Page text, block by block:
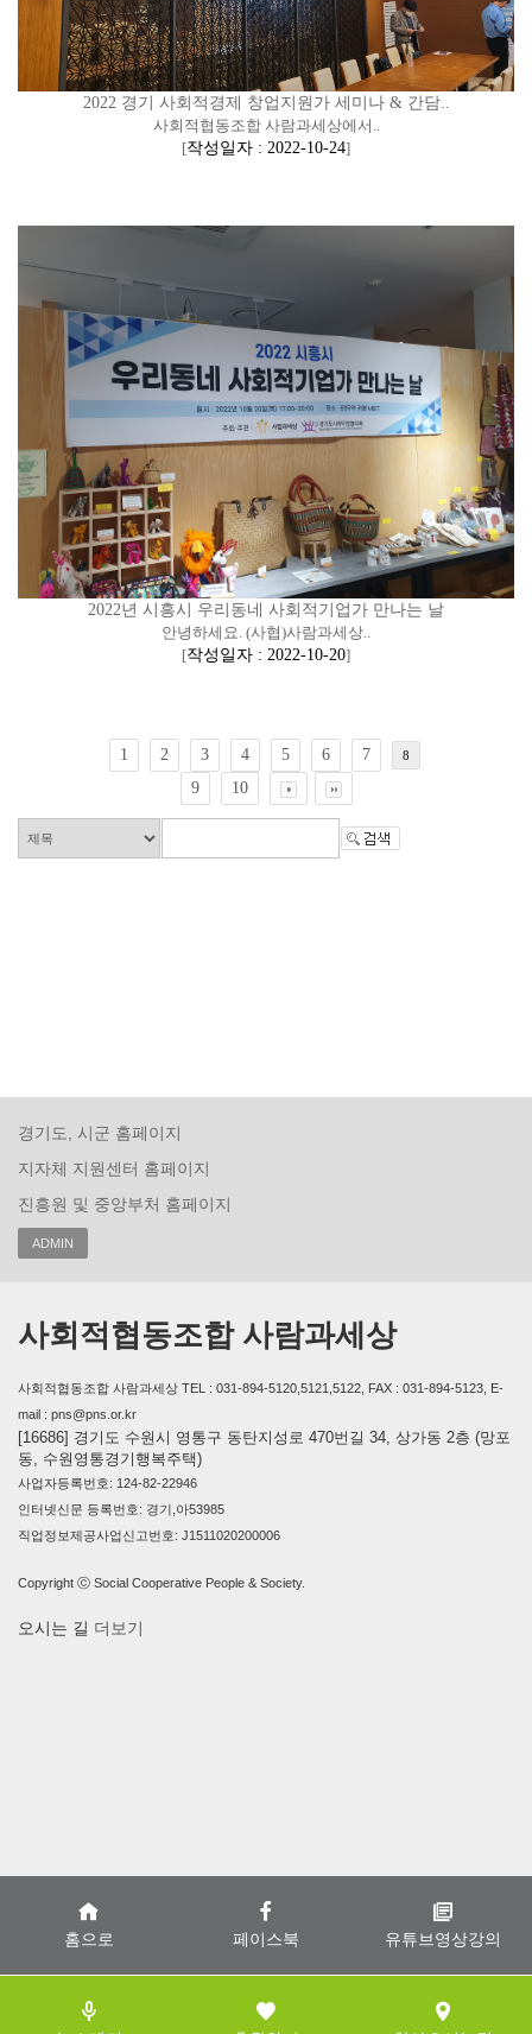
2022 경기 사회적경제 창업지원가 세미나 & 간담..
사회적협동조합 사람과세상에서..
[작성일자 : 2022-10-24]
2022년 시흥시 우리동네 사회적기업가 만나는 날
안녕하세요. (사협)사람과세상..
[작성일자 : 2022-10-20]
1 2 3 4 5 6 7 8
9 10
홈으로 페이스북 유튜브영상강의
경기도, 시군 홈페이지
지자체 지원센터 홈페이지
진흥원 및 중앙부처 홈페이지
ADMIN
사회적협동조합 사람과세상
사회적협동조합 사람과세상 TEL : 031-894-5120,5121,5122, FAX : 031-894-5123, E-
mail : pns@pns.or.kr
[16686] 경기도 수원시 영통구 동탄지성로 470번길 34, 상가동 2층 (망포
동, 수원영통경기행복주택)
사업자등록번호: 124-82-22946
인터넷신문 등록번호: 경기,아53985
직업정보제공사업신고번호: J1511020200006
Copyright ⓒ Social Cooperative People & Society.
오시는 길 더보기